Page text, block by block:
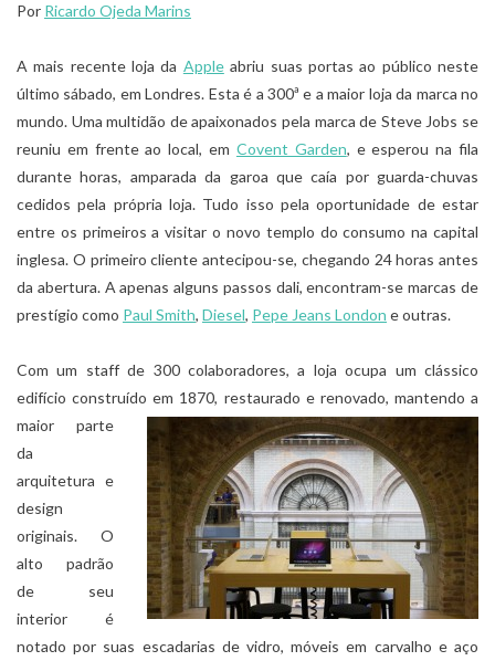
Por Ricardo Ojeda Marins
A mais recente loja da Appleabriu suas portas ao público neste
último sábado, em Londres. Esta é a 300ª e a maior loja da marca no
mundo. Uma multidão de apaixonados pela marca de Steve Jobs se
reuniu em frente ao local, em Covent Garden, e esperou na fila
durante horas, amparada da garoa que caía por guarda-chuvas
cedidos pela própria loja. Tudo isso pela oportunidade de estar
entre os primeiros a visitar o novo templo do consumo na capital
inglesa. O primeiro cliente antecipou-se, chegando 24 horas antes
da abertura. A apenas alguns passos dali, encontram-se marcas de
prestígio como Paul Smith, Diesel, Pepe Jeans London e outras.
Com um staff de 300 colaboradores, a loja ocupa um clássico
edifício construído em 1870, restaurado e renovado, mantendo a
maior parte
da
arquitetura e
design
originais. O
alto padrão
de seu
interior é
notado por suas escadarias de vidro, móveis em carvalho e aço